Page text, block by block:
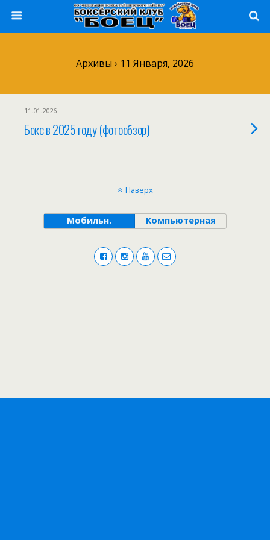
Архивы › 11 Января, 2026
11.01.2026
Бокс в 2025 году (фотообзор)
Наверх
Мобильн. Компьютерная